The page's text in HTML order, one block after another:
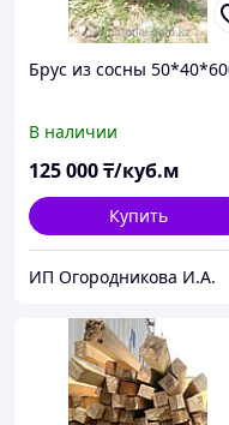
Брус из сосны
В наличии
125 000₸/куб.м
Купить
ИП Огородникова И.А.